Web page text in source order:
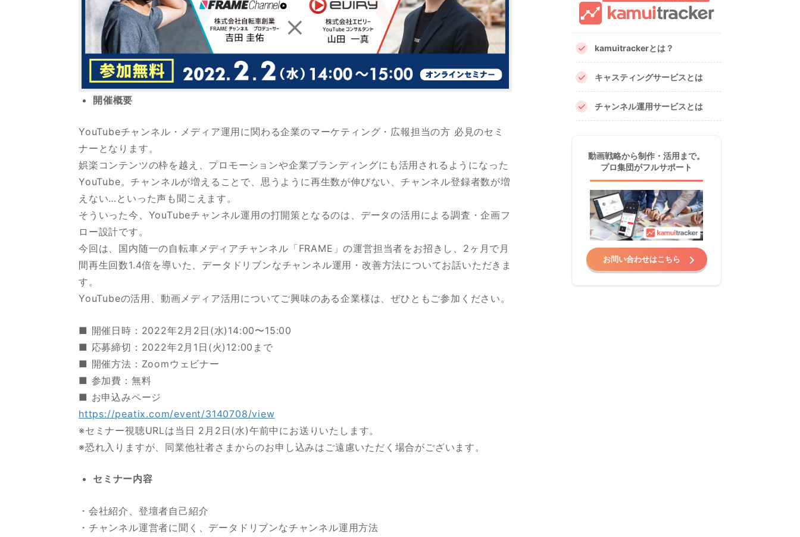
開催概要
YouTubeチャンネル・メディア運用に関わる企業のマーケティング・広報担当の方 必見のセミ
ナーとなります。
娯楽コンテンツの枠を越え、プロモーションや企業ブランディングにも活用されるようになった
YouTube。チャンネルが増えることで、思うように再生数が伸びない、チャンネル登録者数が増
えない…といった声も聞こえます。
そういった今、YouTubeチャンネル運用の打開策となるのは、データの活用による調査・企画フ
ロー設計です。
今回は、国内随一の自転車メディアチャンネル「FRAME」の運営担当者をお招きし、2ヶ月で月
間再生回数1.4倍を導いた、データドリブンなチャンネル運用・改善方法についてお話いただきま
す。
YouTubeの活用、動画メディア活用についてご興味のある企業様は、ぜひともご参加ください。
■ 開催日時：2022年2月2日(水)14:00〜15:00
■ 応募締切：2022年2月1日(火)12:00まで
■ 開催方法：Zoomウェビナー
■ 参加費：無料
■ お申込みページ
https://peatix.com/event/3140708/view
※セミナー視聴URLは当日 2月2日(水)午前中にお送りいたします。
※恐れ入りますが、同業他社者さまからのお申し込みはご遠慮いただく場合がございます。
セミナー内容
・会社紹介、登壇者自己紹介
・チャンネル運営者に聞く、データドリブンなチャンネル運用方法
kamuitrackerとは？
キャスティングサービスとは
チャンネル運用サービスとは
動画戦略から制作・活用まで。
プロ集団がフルサポート
お問い合わせはこちら